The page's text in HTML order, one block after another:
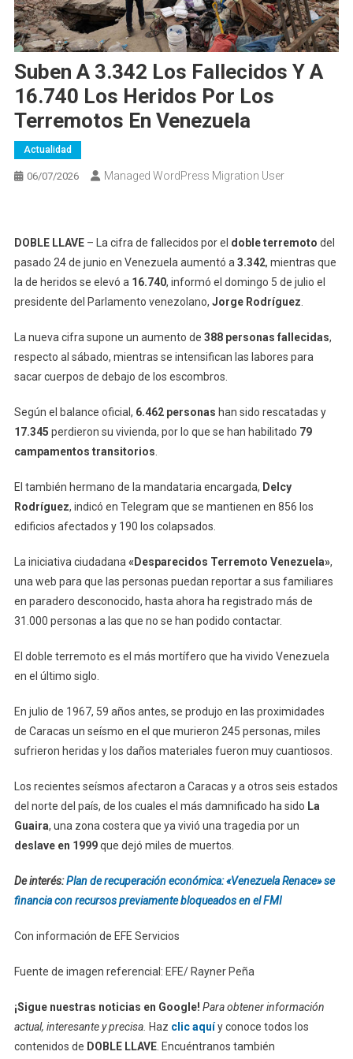
Suben A 3.342 Los Fallecidos Y A
16.740 Los Heridos Por Los
Terremotos En Venezuela
Actualidad
06/07/2026 Managed WordPress Migration User
DOBLE LLAVE– La cifra de fallecidos por el doble terremoto del
pasado 24 de junio en Venezuela aumentó a3.342, mientras que
la de heridos se elevó a 16.740, informó el domingo 5 de julio el
presidente del Parlamento venezolano, Jorge Rodríguez.
La nueva cifra supone un aumento de 388 personas fallecidas,
respecto al sábado, mientras se intensifican las labores para
sacar cuerpos de debajo de los escombros.
Según el balance oficial, 6.462 personas han sido rescatadas y
17.345 perdieron su vivienda, por lo que se han habilitado 79
campamentos transitorios.
El también hermano de la mandataria encargada, Delcy
Rodríguez, indicó en Telegram que se mantienen en 856 los
edificios afectados y 190 los colapsados.
La iniciativa ciudadana«Desparecidos Terremoto Venezuela»,
una web para que las personas puedan reportar a sus familiares
en paradero desconocido, hasta ahora ha registrado más de
31.000 personas a las que no se han podido contactar.
El doble terremoto es el más mortífero que ha vivido Venezuela
en el último siglo.
En julio de 1967, 59 años antes, se produjo en las proximidades
de Caracas un seísmo en el que murieron 245 personas, miles
sufrieron heridas y los daños materiales fueron muy cuantiosos.
Los recientes seísmos afectaron a Caracas y a otros seis estados
del norte del país, de los cuales el más damnificado ha sido La
Guaira, una zona costera que ya vivió una tragedia por un
deslave en 1999que dejó miles de muertos.
De interés:Plan de recuperación económica: «Venezuela Renace» se
financia con recursos previamente bloqueados en el FMI
Con información de EFE Servicios
Fuente de imagen referencial: EFE/ Rayner Peña
¡Sigue nuestras noticias en Google! Para obtener información
actual, interesante y precisa. Haz clic aquíy conoce todos los
contenidos de DOBLE LLAVE. Encuéntranos también